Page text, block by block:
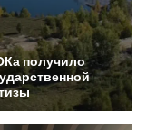
получило